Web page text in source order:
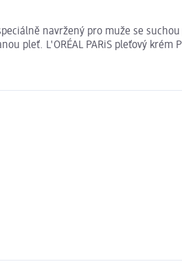
speciálně navržený pro muže se
pleť. L'ORÉAL PARiS pleťový krém